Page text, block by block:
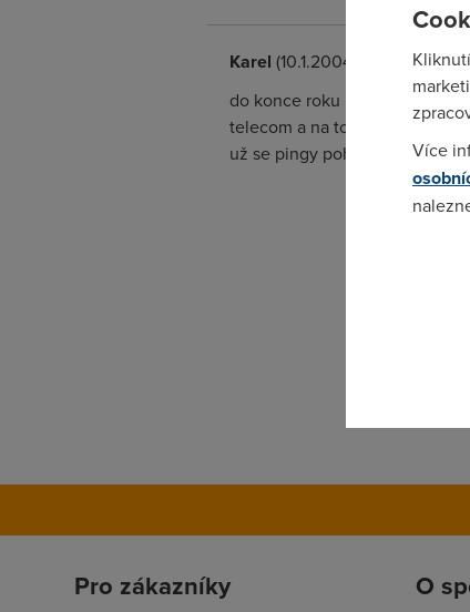
Karel (10.1.2004 23:22:39)
do konce roku bývaly okay,
telecom a na to, že nemusí
už se pingy pohybujou kolem
Pro zákazníky O
Více